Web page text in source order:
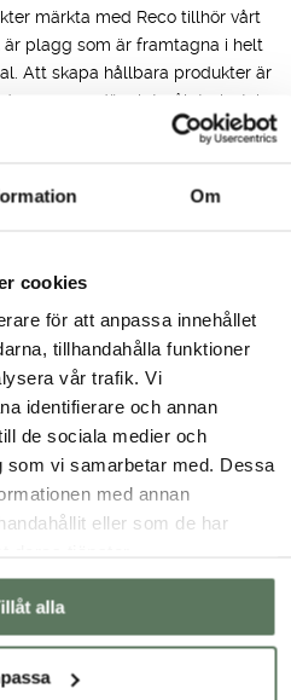
Om
cookies
för att anpassa innehållet
tillhandahålla funktioner
vår trafik. Vi
identifierare och annan
de sociala medier och
som vi samarbetar med. Dessa
med annan
eller som de har
alla
märkta med Reco tillhör vårt
är plagg som är framtagna i helt
Att skapa hållbara produkter är
process, där slutmålet givetvis
ska vara av en grönare karaktär.
ditt val.
Miljö & hållbarhet
Ambassadörer
Samarbetspartners
hanterar
formuläret och jag